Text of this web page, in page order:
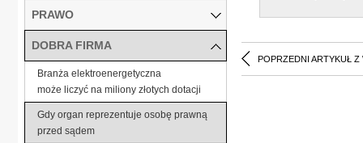
POPRZEDNI ARTYKUŁ Z
PRAWO
DOBRA FIRMA
Branża elektroenergetyczna
może liczyć na miliony złotych dotacji
Gdy organ reprezentuje osobę prawną
przed sądem